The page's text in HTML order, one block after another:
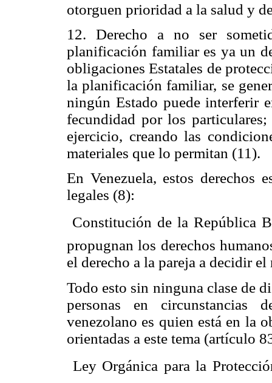
otorguen prioridad a la salud y
12. Derecho a no ser
planificación familiar es ya un
obligaciones Estatales de
la planificación familiar, se
ningún Estado puede interferir
fecundidad por los
ejercicio, creando las
materiales que lo permitan (11).
En Venezuela, estos derechos
legales (8):
 Constitución de la República
propugnan los derechos
el derecho a la pareja a decidir
Todo esto sin ninguna clase de
personas en
venezolano es quien está en la
orientadas a este tema (artículo
 Ley Orgánica para la